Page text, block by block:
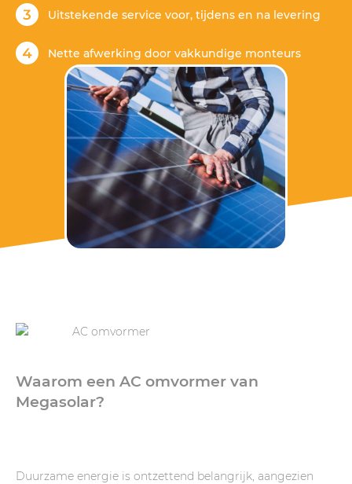
Uitstekende service voor, tijdens en na levering
Nette afwerking door vakkundige monteurs
Waarom een AC omvormer van
Megasolar?
Duurzame energie is ontzettend belangrijk, aangezien